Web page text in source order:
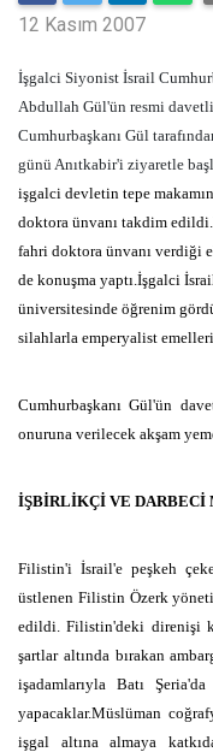
12 Kasım 2007
İşgalci Siyonist İsrail
Abdullah Gül'ün resmi
Cumhurbaşkanı Gül
günü Anıtkabir'i ziyaretle
işgalci devletin tepe
doktora ünvanı takdim
fahri doktora ünvanı verdiği
de konuşma yaptı.İşgalci
üniversitesinde öğrenim
silahlarla emperyalist
Cumhurbaşkanı Gül'ün
onuruna verilecek akşam
İŞBİRLİKÇİ VE DARBECİ
Filistin'i İsrail'e peşkeh
üstlenen Filistin Özerk
edildi. Filistin'deki direnişi
şartlar altında bırakan
işadamlarıyla Batı
yapacaklar.Müslüman
işgal altına almaya